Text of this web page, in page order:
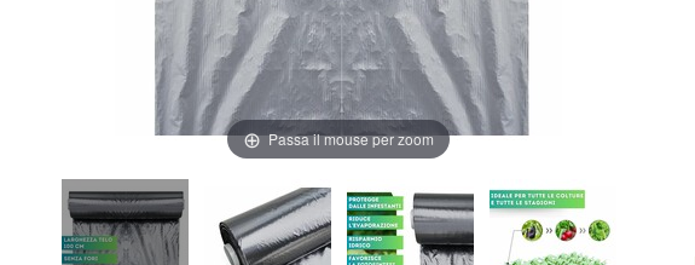
Passa il mouse per zoom